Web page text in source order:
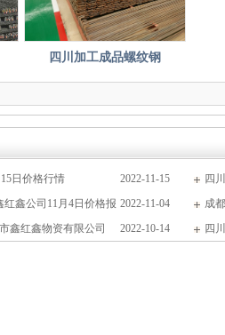
[2022-10-14]
[2020-03-11]
[2020-03-10]
[2019-12-19]
[2019-12-17]
四川加工成品螺纹钢
2022-11-15
日价格行情
四
成都
2022-11-04
鑫公司11月4日价格报
成
2022-10-14
鑫红鑫物资有限公司
四